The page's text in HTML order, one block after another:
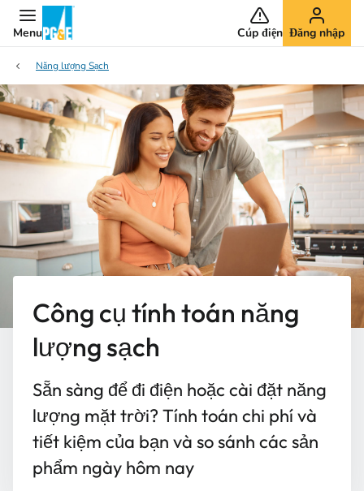
Menu Cúp điện Đăng nhập
Năng lượng Sạch
Công cụ tính toán năng
lượng sạch
Sẵn sàng để đi điện hoặc cài đặt năng
lượng mặt trời? Tính toán chi phí và
tiết kiệm của bạn và so sánh các sản
phẩm ngày hôm nay